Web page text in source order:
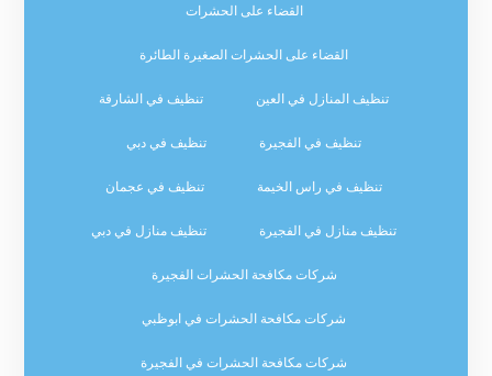
القضاء على الحشرات
القضاء على الحشرات الصغيرة الطائرة
تنظيف المنازل في العين تنظيف في الشارقة
تنظيف في الفجيرة تنظيف في دبي
تنظيف في راس الخيمة تنظيف في عجمان
تنظيف منازل في الفجيرة تنظيف منازل في دبي
شركات مكافحة الحشرات الفجيرة
شركات مكافحة الحشرات في ابوظبي
شركات مكافحة الحشرات في الفجيرة